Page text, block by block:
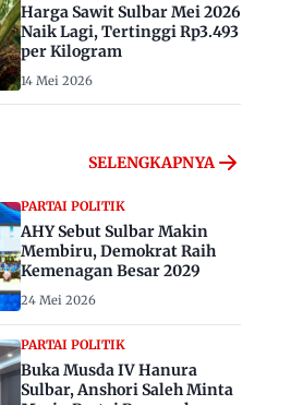
Harga Sawit Sulbar Mei 2026
Naik Lagi, Tertinggi Rp3.493
per Kilogram
14 Mei 2026
SELENGKAPNYA
PARTAI POLITIK
AHY Sebut Sulbar Makin
Membiru, Demokrat Raih
Kemenagan Besar 2029
24 Mei 2026
PARTAI POLITIK
Buka Musda IV Hanura
Sulbar, Anshori Saleh Minta